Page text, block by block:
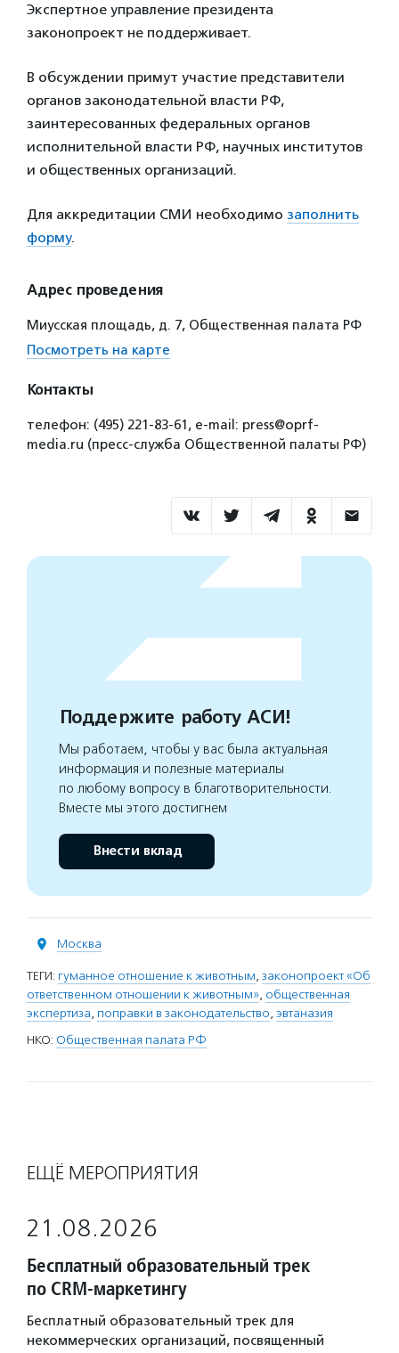
Экспертное управление президента
законопроект не поддерживает.
В обсуждении примут участие представители
органов законодательной власти РФ,
заинтересованных федеральных органов
исполнительной власти РФ, научных институтов
и общественных организаций.
Для аккредитации СМИ необходимо заполнить
форму.
Адрес проведения
Миусская площадь, д. 7, Общественная палата РФ
Посмотреть на карте
Контакты
телефон: (495) 221-83-61, e-mail: press@oprf-
media.ru (пресс-служба Общественной палаты РФ)
Поддержите работу АСИ!
Мы работаем, чтобы у вас была актуальная
информация и полезные материалы
по любому вопросу в благотворительности.
Вместе мы этого достигнем
Внести вклад
Москва
ТЕГИ: гуманное отношение к животным, законопроект «Об
ответственном отношении к животным», общественная
экспертиза, поправки в законодательство, эвтаназия
НКО: Общественная палата РФ
ЕЩЁ МЕРОПРИЯТИЯ
21.08.2026
Бесплатный образовательный трек
по CRM-маркетингу
Бесплатный образовательный трек для
некоммерческих организаций, посвященный